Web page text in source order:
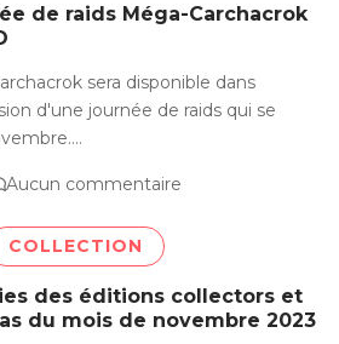
de raids Méga-Carchacrok
sera disponible dans
d'une journée de raids qui se
Aucun commentaire
COLLECTION
des éditions collectors et
du mois de novembre 2023